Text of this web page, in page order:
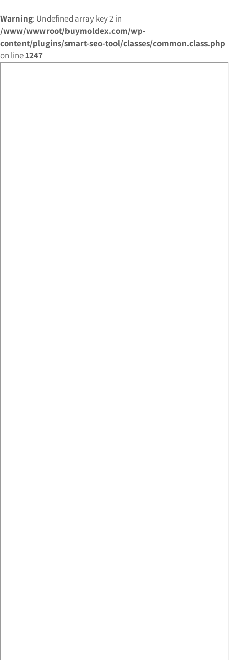
Warning: Undefined array key 2 in
/www/wwwroot/buymoldex.com/wp-
content/plugins/smart-seo-tool/classes/common.class.php
on line1247